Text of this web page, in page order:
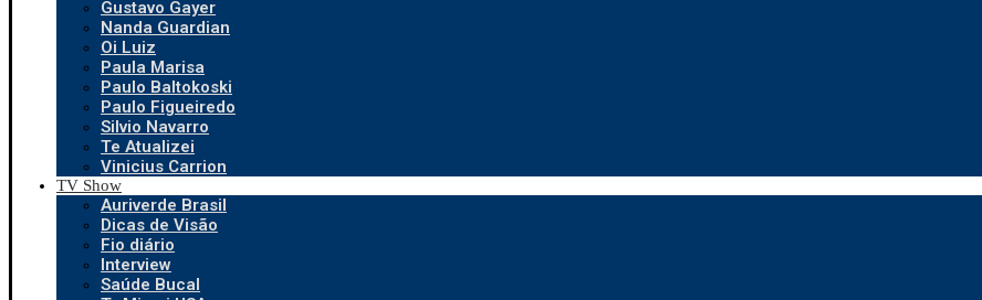
Gustavo Gayer
Nanda Guardian
Oi Luiz
Paula Marisa
Paulo Baltokoski
Paulo Figueiredo
Silvio Navarro
Te Atualizei
Vinicius Carrion
TV Show
Auriverde Brasil
Dicas de Visão
Fio diário
Interview
Saúde Bucal